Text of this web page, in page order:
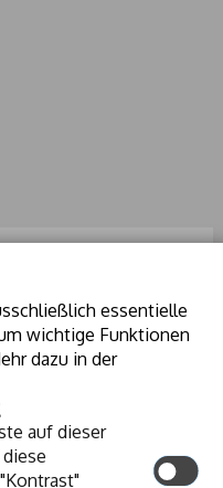
essentielle
wichtige Funktionen
dazu in der
auf dieser